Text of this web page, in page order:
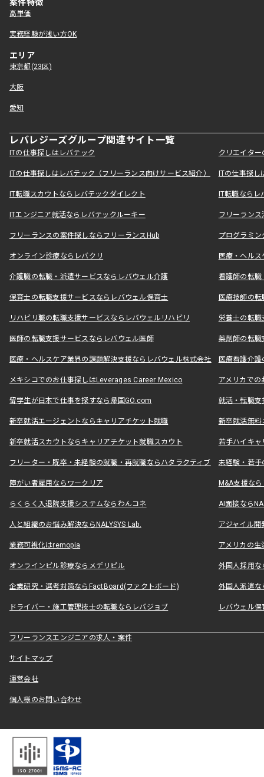
案件特徴
高単価
実務経験が浅い方OK
エリア
東京都(23区)
大阪
愛知
レバレジーズグループ関連サイト一覧
ITの仕事探しはレバテック クリエイタ
ITの仕事探しはレバテック（フリーランス向けサービス紹介） ITの仕事探
IT転職スカウトならレバテックダイレクト IT転職なら
ITエンジニア就活ならレバテックルーキー フリーラン
フリーランスの案件探しならフリーランスHub プログラミ
オンライン診療ならレバクリ 医療・ヘル
介護職の転職・派遣サービスならレバウェル介護 看護師の転
保育士の転職支援サービスならレバウェル保育士 医療技師の
リハビリ職の転職支援サービスならレバウェルリハビリ 栄養士の転
医師の転職支援サービスならレバウェル医師 薬剤師の転
医療・ヘルスケア業界の課題解決支援ならレバウェル株式会社 医療看護介
メキシコでのお仕事探しはLeverages Career Mexico アメリカで
留学生が日本で仕事を探すなら帰国GO.com 就活・転職
新卒就活エージェントならキャリアチケット就職 新卒就活無料
新卒就活スカウトならキャリアチケット就職スカウト 若手ハイキ
フリーター・既卒・未経験の就職・再就職ならハタラクティブ 未経験・若手
障がい者雇用ならワークリア M&A支援な
らくらく入退院支援システムならわんコネ AI面接なら
人と組織のお悩み解決ならNALYSYS Lab. アジャイル
業務可視化はremopia アメリカの
オンラインピル診療ならメデリピル 外国人採用
企業研究・選考対策ならFactBoard(ファクトボード) 外国人派遣な
ドライバー・施工管理技士の転職ならレバジョブ レバウェル
フリーランスエンジニアの求人・案件
サイトマップ
運営会社
個人様のお問い合わせ